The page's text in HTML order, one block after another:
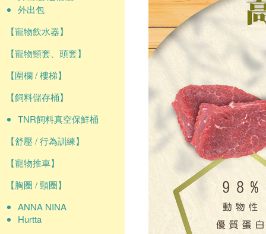
外出包
【寵物飲水器】
【寵物頸套、頭套】
【圍欄 / 樓梯】
【飼料儲存桶】
TNR飼料真空保鮮桶
【舒壓 / 行為訓練】
【寵物推車】
【胸圈 / 頸圈】
ANNA NINA
Hurtta